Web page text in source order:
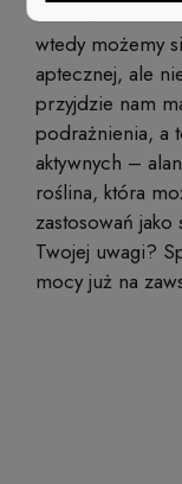
które w
wtedy możemy
aptecznej, ale
przyjdzie nam
podrażnienia, a
aktywnych –
roślina, która
zastosowań
Twojej uwagi?
mocy już na